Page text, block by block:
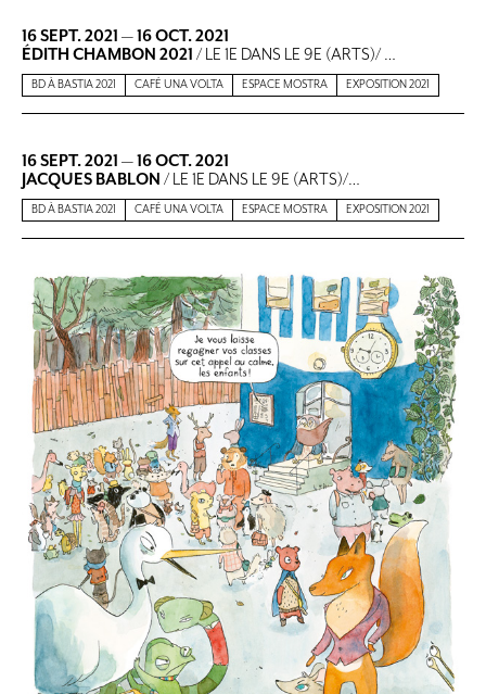
16 SEPT. 2021 —16 OCT. 2021
ÉDITH CHAMBON 2021 / LE 1E DANS LE 9E (ARTS)/ …
BD À BASTIA 2021 CAFÉ UNA VOLTA ESPACE MOSTRA EXPOSITION 2021
16 SEPT. 2021 —16 OCT. 2021
JACQUES BABLON / LE 1E DANS LE 9E (ARTS)/…
BD À BASTIA 2021 CAFÉ UNA VOLTA ESPACE MOSTRA EXPOSITION 2021